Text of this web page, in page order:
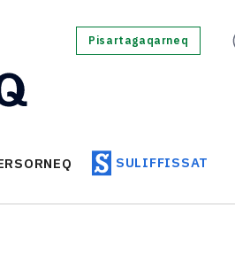
Pisartagaqarneq
SULIFFISSAT